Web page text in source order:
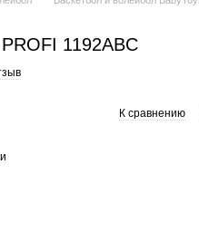
1192ABC
К сравнению